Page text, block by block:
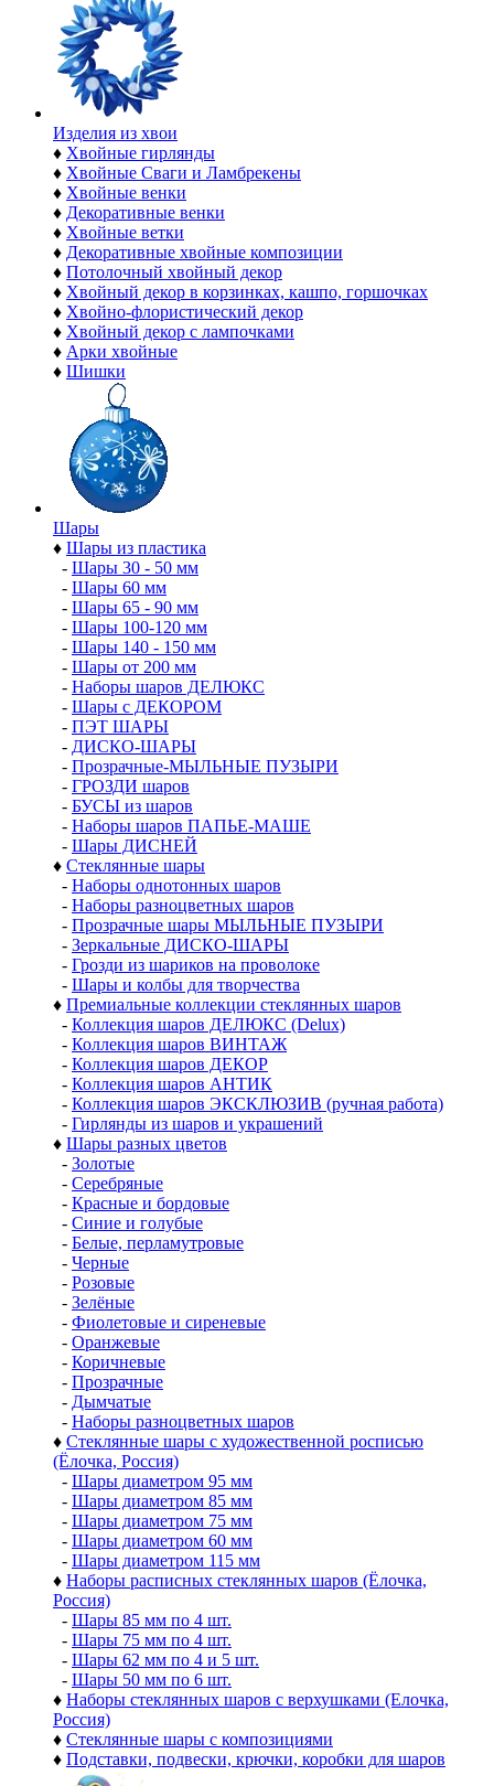
Изделия из хвои
♦ Хвойные гирлянды
♦ Хвойные Сваги и Ламбрекены
♦ Хвойные венки
♦ Декоративные венки
♦ Хвойные ветки
♦ Декоративные хвойные композиции
♦ Потолочный хвойный декор
♦ Хвойный декор в корзинках, кашпо, горшочках
♦ Хвойно-флористический декор
♦ Хвойный декор с лампочками
♦ Арки хвойные
♦ Шишки
Шары
♦ Шары из пластика
- Шары 30 - 50 мм
- Шары 60 мм
- Шары 65 - 90 мм
- Шары 100-120 мм
- Шары 140 - 150 мм
- Шары от 200 мм
- Наборы шаров ДЕЛЮКС
- Шары с ДЕКОРОМ
- ПЭТ ШАРЫ
- ДИСКО-ШАРЫ
- Прозрачные-МЫЛЬНЫЕ ПУЗЫРИ
- ГРОЗДИ шаров
- БУСЫ из шаров
- Наборы шаров ПАПЬЕ-МАШЕ
- Шары ДИСНЕЙ
♦ Стеклянные шары
- Наборы однотонных шаров
- Наборы разноцветных шаров
- Прозрачные шары МЫЛЬНЫЕ ПУЗЫРИ
- Зеркальные ДИСКО-ШАРЫ
- Грозди из шариков на проволоке
- Шары и колбы для творчества
♦ Премиальные коллекции стеклянных шаров
- Коллекция шаров ДЕЛЮКС (Delux)
- Коллекция шаров ВИНТАЖ
- Коллекция шаров ДЕКОР
- Коллекция шаров АНТИК
- Коллекция шаров ЭКСКЛЮЗИВ (ручная работа)
- Гирлянды из шаров и украшений
♦ Шары разных цветов
- Золотые
- Серебряные
- Красные и бордовые
- Синие и голубые
- Белые, перламутровые
- Черные
- Розовые
- Зелёные
- Фиолетовые и сиреневые
- Оранжевые
- Коричневые
- Прозрачные
- Дымчатые
- Наборы разноцветных шаров
♦ Стеклянные шары с художественной росписью
(Ёлочка, Россия)
- Шары диаметром 95 мм
- Шары диаметром 85 мм
- Шары диаметром 75 мм
- Шары диаметром 60 мм
- Шары диаметром 115 мм
♦ Наборы расписных стеклянных шаров (Ёлочка,
Россия)
- Шары 85 мм по 4 шт.
- Шары 75 мм по 4 шт.
- Шары 62 мм по 4 и 5 шт.
- Шары 50 мм по 6 шт.
♦ Наборы стеклянных шаров с верхушками (Елочка,
Россия)
♦ Стеклянные шары с композициями
♦ Подставки, подвески, крючки, коробки для шаров